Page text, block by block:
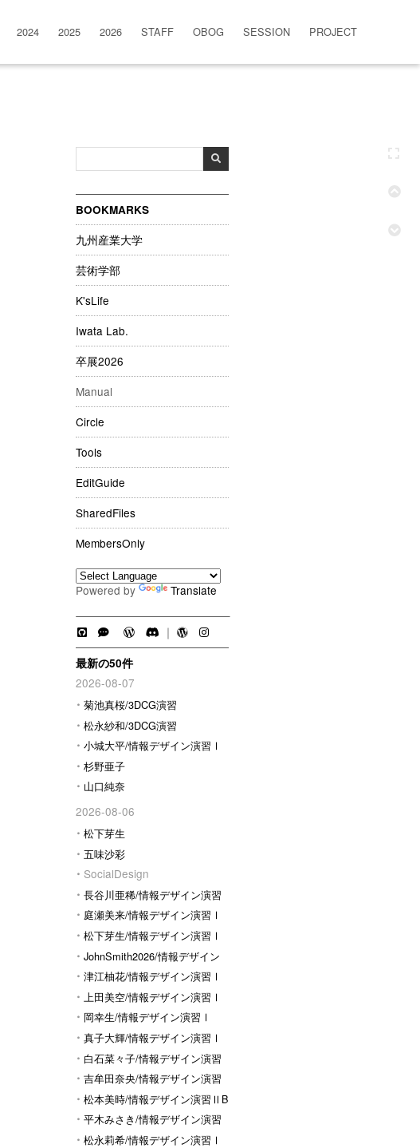
2024 2025 2026 STAFF OBOG SESSION PROJECT
BOOKMARKS
九州産業大学
芸術学部
K'sLife
Iwata Lab.
卒展2026
Manual
Circle
Tools
EditGuide
SharedFiles
MembersOnly
Powered by Translate
｜
最新の50件
2026-08-07
菊池真桜/3DCG演習
松永紗和/3DCG演習
小城大平/情報デザイン演習Ⅰ
杉野亜子
山口純奈
2026-08-06
松下芽生
五味沙彩
SocialDesign
長谷川亜稀/情報デザイン演習
Ⅰ 庭瀬美来/情報デザイン演習Ⅰ
松下芽生/情報デザイン演習Ⅰ
JohnSmith2026/情報デザイン
演習I
津江柚花/情報デザイン演習Ⅰ
上田美空/情報デザイン演習Ⅰ
岡幸生/情報デザイン演習Ⅰ
真子大輝/情報デザイン演習Ⅰ
白石菜々子/情報デザイン演習
Ⅰ 吉牟田奈央/情報デザイン演習
Ⅰ 松本美時/情報デザイン演習ⅡB
平木みさき/情報デザイン演習
Ⅰ 松永莉希/情報デザイン演習Ⅰ